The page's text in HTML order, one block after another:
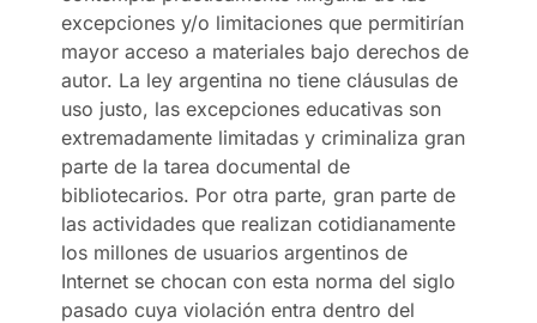
excepciones y/o limitaciones que permitirían
mayor acceso a materiales bajo derechos de
autor. La ley argentina no tiene cláusulas de
uso justo, las excepciones educativas son
extremadamente limitadas y criminaliza gran
parte de la tarea documental de
bibliotecarios. Por otra parte, gran parte de
las actividades que realizan cotidianamente
los millones de usuarios argentinos de
Internet se chocan con esta norma del siglo
pasado cuya violación entra dentro del